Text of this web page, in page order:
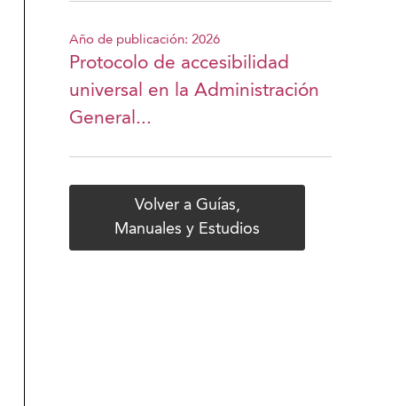
Año de publicación: 2026
Protocolo de accesibilidad
universal en la Administración
General...
Volver a Guías,
Manuales y Estudios